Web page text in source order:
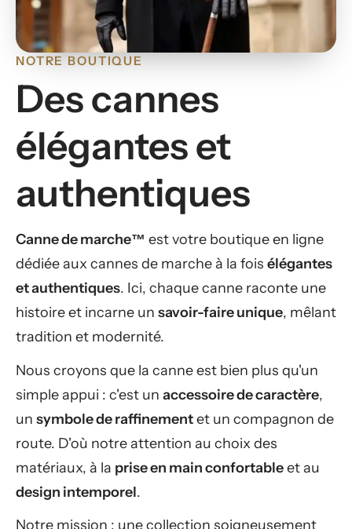
NOTRE BOUTIQUE
Des cannes
élégantes et
authentiques
Canne de marche™ est votre boutique en ligne
dédiée aux cannes de marche à la fois élégantes
et authentiques. Ici, chaque canne raconte une
histoire et incarne un savoir-faire unique, mêlant
tradition et modernité.
Nous croyons que la canne est bien plus qu'un
simple appui : c'est un accessoire de caractère,
un symbole de raffinementet un compagnon de
route. D'où notre attention au choix des
matériaux, à la prise en main confortableet au
design intemporel.
Notre mission : une collection soigneusement